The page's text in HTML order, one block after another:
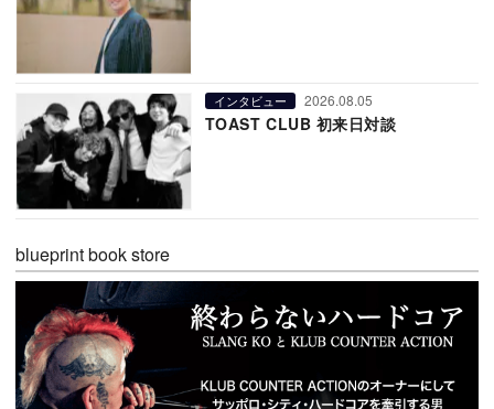
インタビュー 2026.08.05
TOAST CLUB 初来日対談
blueprint book store